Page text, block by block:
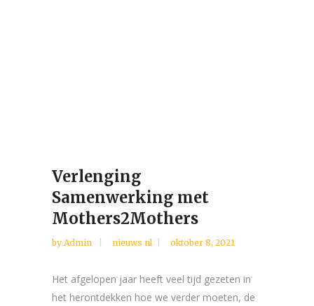
Verlenging
Samenwerking met
Mothers2Mothers
by Admin nieuws nl oktober 8, 2021
Het afgelopen jaar heeft veel tijd gezeten in
het herontdekken hoe we verder moeten, de